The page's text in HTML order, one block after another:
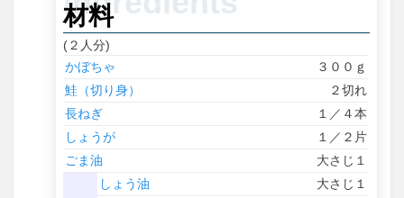
材料
(２人分)
かぼちゃ
３００ｇ
鮭（切り身）
２切れ
長ねぎ
１／４本
しょうが
１／２片
ごま油
大さじ１
しょう油
大さじ１